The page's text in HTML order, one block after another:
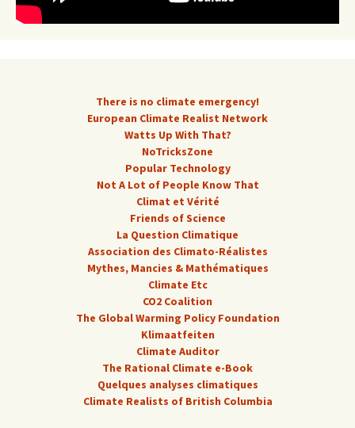
There is no climate emergency!
European Climate Realist Network
Watts Up With That?
NoTricksZone
Popular Technology
Not A Lot of People Know That
Climat et Vérité
Friends of Science
La Question Climatique
Association des Climato-Réalistes
Mythes, Mancies & Mathématiques
Climate Etc
CO2 Coalition
The Global Warming Policy Foundation
Klimaatfeiten
Climate Auditor
The Rational Climate e-Book
Quelques analyses climatiques
Climate Realists of British Columbia